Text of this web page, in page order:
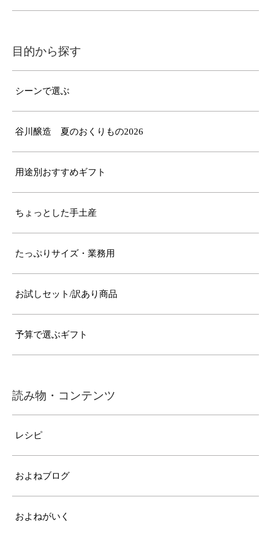
目的から探す
シーンで選ぶ
谷川醸造 夏のおくりもの2026
用途別おすすめギフト
ちょっとした手土産
たっぷりサイズ・業務用
お試しセット/訳あり商品
予算で選ぶギフト
読み物・コンテンツ
レシピ
およねブログ
およねがいく